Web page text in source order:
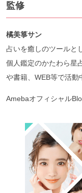
監修
橘美箏サン
占いを癒しのツールと
個人鑑定のかたわら星
や書籍、WEB等で活動
Amebaオフィシャル